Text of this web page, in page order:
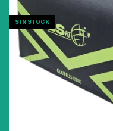
SIN STOCK